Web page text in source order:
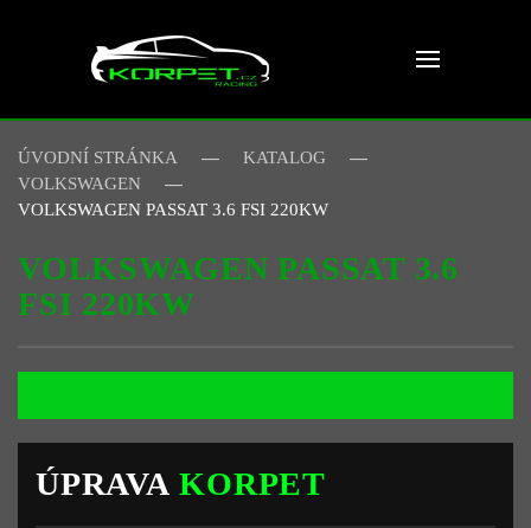
Skip to main content
ÚVODNÍ STRÁNKA
KATALOG
VOLKSWAGEN
VOLKSWAGEN PASSAT 3.6 FSI 220KW
VOLKSWAGEN PASSAT 3.6
FSI 220KW
ÚPRAVAKORPET